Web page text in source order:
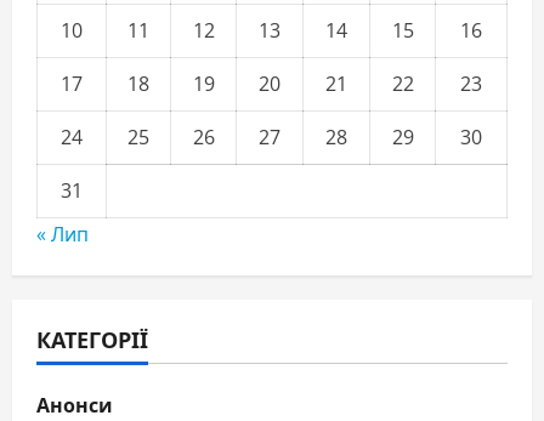
10
11 12 13 14 15
16
17
18 19 20 21 22
23
24
25 26 27 28 29
30
31
« Лип
КАТЕГОРІЇ
Анонси